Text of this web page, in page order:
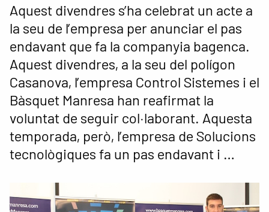
Aquest divendres s’ha celebrat un acte a
la seu de l’empresa per anunciar el pas
endavant que fa la companyia bagenca.
Aquest divendres, a la seu del polígon
Casanova, l’empresa Control Sistemes i el
Bàsquet Manresa han reafirmat la
voluntat de seguir col·laborant. Aquesta
temporada, però, l’empresa de Solucions
tecnològiques fa un pas endavant i …